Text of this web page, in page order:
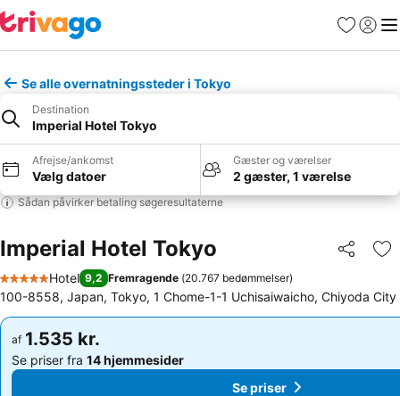
Favoritter
Log ind
Se alle overnatningssteder i Tokyo
Destination
Imperial Hotel Tokyo
Afrejse/ankomst
Vælg datoer
Gæster og værelser
2 gæster, 1 værelse
Sådan påvirker betaling søgeresultaterne
Imperial Hotel Tokyo Del
5 Stjerner
Hotel 9,2 Fremragende (20.767 bedømmelser)
100-8558, Japan, Tokyo, 1 Chome-1-1 Uchisaiwaicho, Chiyoda City
af 1.535 kr.
Se priser fra 14 hjemmesider
af 1.535 kr.
Se priser fra 14 hjemmesider
Se priser